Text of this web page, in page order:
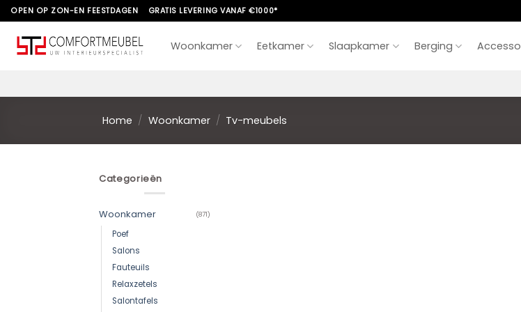
Skip
to
content
OPEN OP ZON-EN FEESTDAGEN GRATIS LEVERING VANAF €1000*
Woonkamer Eetkamer Slaapkamer Berging
Home / Woonkamer / Tv-meubels
Categorieën
Woonkamer (871)
Poef
Salons
Fauteuils
Relaxzetels
Salontafels